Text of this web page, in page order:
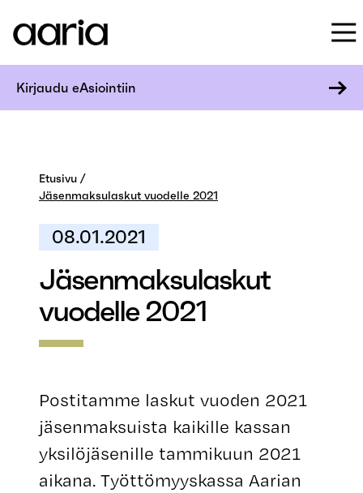
Kirjaudu eAsiointiin
Etusivu
Jäsenmaksulaskut vuodelle 2021
08.01.2021
Jäsenmaksulaskut
vuodelle 2021
Postitamme laskut vuoden 2021
jäsenmaksuista kaikille kassan
yksilöjäsenille tammikuun 2021
aikana. Työttömyyskassa Aarian